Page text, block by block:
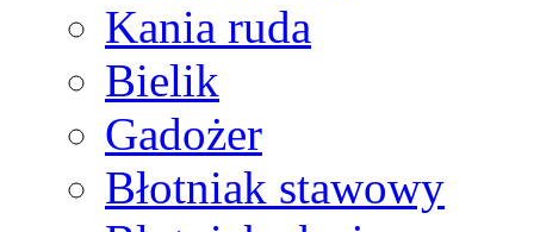
Kania ruda
Bielik
Gadożer
Błotniak stawowy